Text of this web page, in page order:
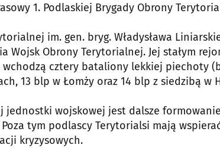
1. Podlaskiej Brygady Obrony
im. gen. bryg. Władysława
Wojsk Obrony Terytorialnej. Jej stałym
wchodzą cztery bataliony lekkiej piechoty
13 blp w Łomży oraz 14 blp z siedzibą w
jednostki wojskowej jest dalsze
tym podlascy Terytorialsi mają
kryzysowych.